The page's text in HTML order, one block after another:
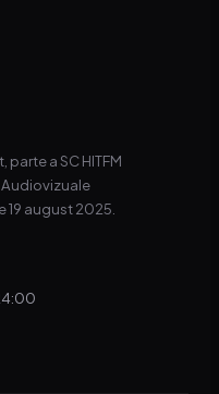
a SC HITFM
Audiovizuale
19 august 2025.